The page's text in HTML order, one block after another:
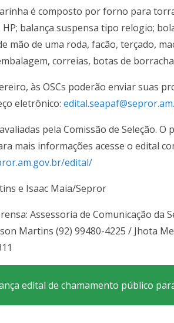
é composto por forno para
balança suspensa tipo relogio;
mão de uma roda, facão, terçado,
correias, botas de
às OSCs poderão enviar suas
eletrônico:
pela Comissão de Seleção.
mais informações acesse o edital
edital/
e Isaac Maia/Sepror
Assessoria de Comunicação da
Martins (92) 99480-4225 / Jhota
edital de chamamento público